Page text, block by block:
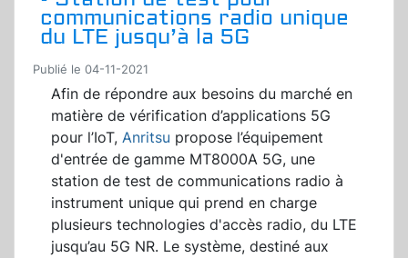
communications radio unique
du LTE jusqu’à la 5G
Publié le 04-11-2021
Afin de répondre aux besoins du marché en
matière de vérification d’applications 5G
pour l’IoT, Anritsu propose l’équipement
d'entrée de gamme MT8000A 5G, une
station de test de communications radio à
instrument unique qui prend en charge
plusieurs technologies d'accès radio, du LTE
jusqu’au 5G NR. Le système, destiné aux